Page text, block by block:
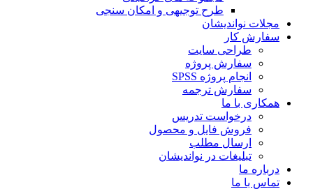
طرح توجیهی و امکان سنجی
مجلات نواندیشان
سفارش کار
طراحی سایت
سفارش پروژه
انجام پروژه SPSS
سفارش ترجمه
همکاری با ما
درخواست تدریس
فروش فایل و محصول
ارسال مطلب
تبلیغات در نواندیشان
درباره ما
تماس با ما